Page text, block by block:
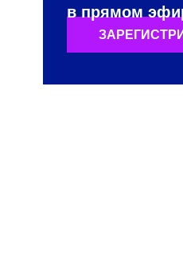
в прямом